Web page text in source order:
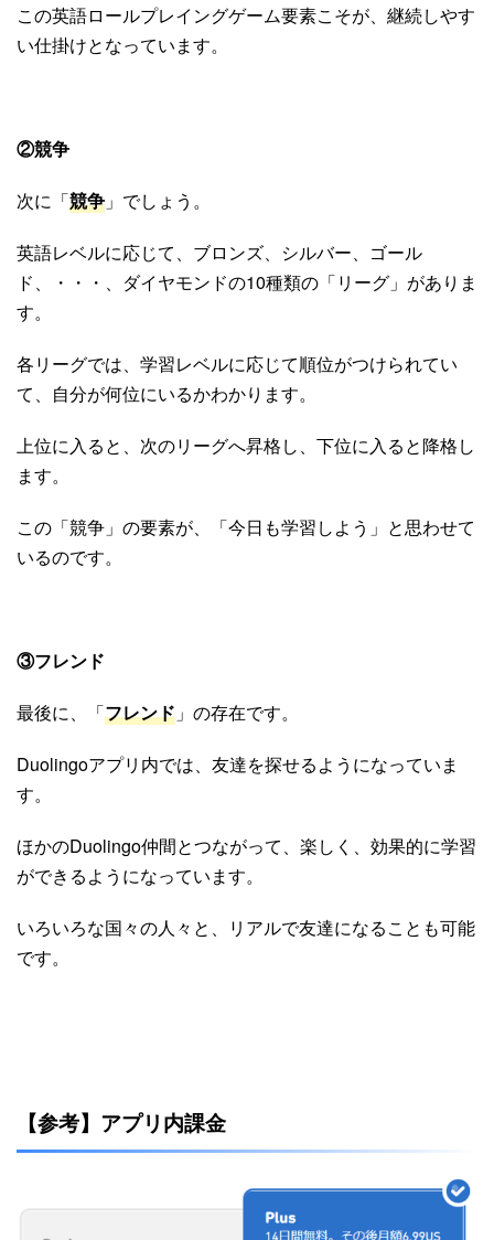
この英語ロールプレイングゲーム要素こそが、継続しやす
い仕掛けとなっています。
②競争
次に「競争 」でしょう。
英語レベルに応じて、ブロンズ、シルバー、ゴール
ド、・・・、ダイヤモンドの10種類の「リーグ」がありま
す。
各リーグでは、学習レベルに応じて順位がつけられてい
て、自分が何位にいるかわかります。
上位に入ると、次のリーグへ昇格し、下位に入ると降格し
ます。
この「競争」の要素が、「今日も学習しよう」と思わせて
いるのです。
③フレンド
最後に、「フレンド 」の存在です。
Duolingoアプリ内では、友達を探せるようになっていま
す。
ほかのDuolingo仲間とつながって、楽しく、効果的に学習
ができるようになっています。
いろいろな国々の人々と、リアルで友達になることも可能
です。
【参考】アプリ内課金